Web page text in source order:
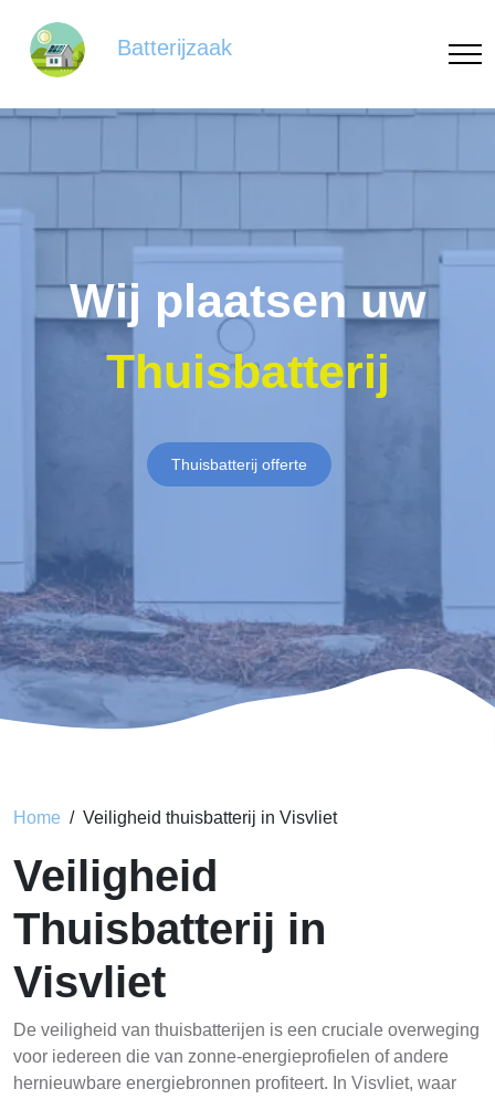
Batterijzaak
Wij plaatsen uw
Thuisbatterij
Thuisbatterij offerte
Home Veiligheid thuisbatterij in Visvliet
Veiligheid
Thuisbatterij in
Visvliet
De veiligheid van thuisbatterijen is een cruciale overweging
voor iedereen die van zonne-energieprofielen of andere
hernieuwbare energiebronnen profiteert. In Visvliet, waar